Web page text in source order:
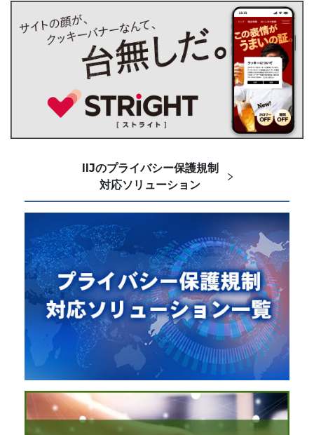
IIJのプライバシー保護規制
対応ソリューション